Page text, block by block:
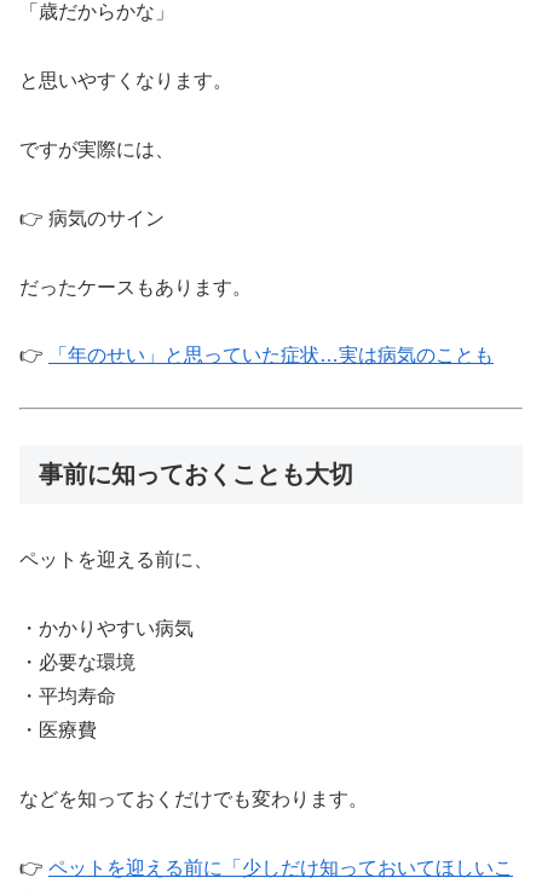
「歳だからかな」
と思いやすくなります。
ですが実際には、
👉 病気のサイン
だったケースもあります。
👉 「年のせい」と思っていた症状…実は病気のことも
事前に知っておくことも大切
ペットを迎える前に、
・かかりやすい病気
・必要な環境
・平均寿命
・医療費
などを知っておくだけでも変わります。
👉 ペットを迎える前に「少しだけ知っておいてほしいこ